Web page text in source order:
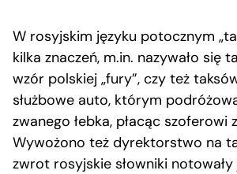
W rosyjskim języku potocznym
kilka znaczeń, m.in. nazywało się
wzór polskiej „fury”, czy też
służbowe auto, którym
zwanego łebka, płacąc szoferowi
Wywożono też dyrektorstwo na
zwrot rosyjskie słowniki notowały